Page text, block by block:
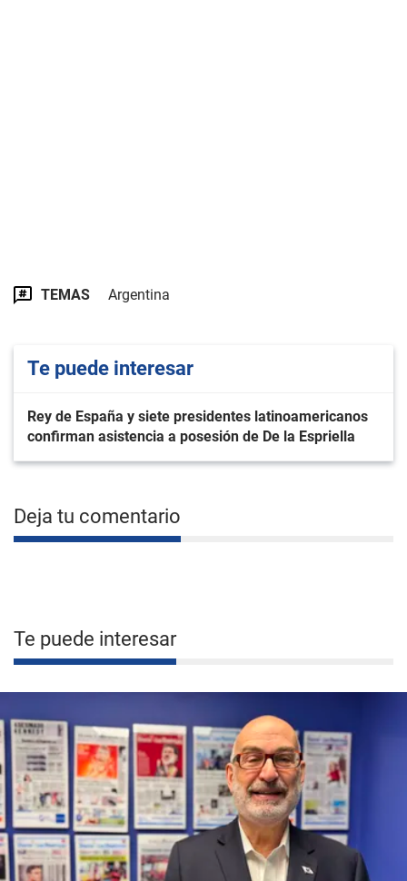
TEMAS Argentina
Te puede interesar
Rey de España y siete presidentes latinoamericanos
confirman asistencia a posesión de De la Espriella
Deja tu comentario
Te puede interesar